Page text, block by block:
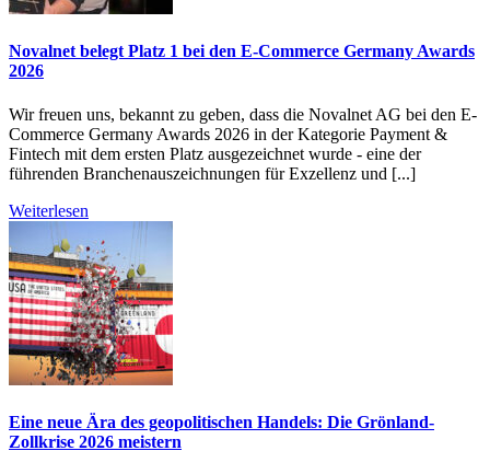
Novalnet belegt Platz 1 bei den E-Commerce Germany Awards
2026
Wir freuen uns, bekannt zu geben, dass die Novalnet AG bei den E-
Commerce Germany Awards 2026 in der Kategorie Payment &
Fintech mit dem ersten Platz ausgezeichnet wurde - eine der
führenden Branchenauszeichnungen für Exzellenz und [...]
Weiterlesen
Eine neue Ära des geopolitischen Handels: Die Grönland-
Zollkrise 2026 meistern